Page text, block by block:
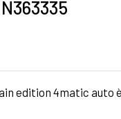
edition 4matic